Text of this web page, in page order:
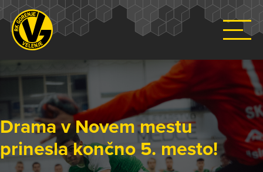
Drama v Novem mestu
prinesla končno 5. mesto!